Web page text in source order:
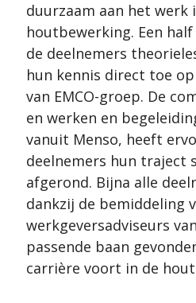
duurzaam aan het werk
houtbewerking. Een
de deelnemers
hun kennis direct toe
van EMCO-groep. De
en werken en
vanuit Menso, heeft
deelnemers hun traject
afgerond. Bijna alle
dankzij de bemiddeling
werkgeversadviseurs
passende baan
carrière voort in de